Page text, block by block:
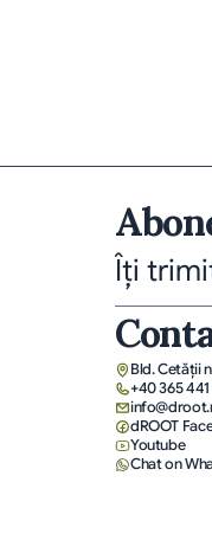
Îți
Bld. Cetății
+40 365 441
dROOT
Youtube
Chat on